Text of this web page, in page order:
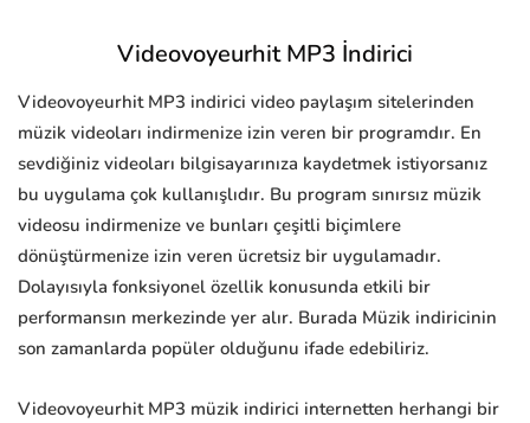
Videovoyeurhit MP3 İndirici
Videovoyeurhit MP3 indirici video paylaşım sitelerinden
müzik videoları indirmenize izin veren bir programdır. En
sevdiğiniz videoları bilgisayarınıza kaydetmek istiyorsanız
bu uygulama çok kullanışlıdır. Bu program sınırsız müzik
videosu indirmenize ve bunları çeşitli biçimlere
dönüştürmenize izin veren ücretsiz bir uygulamadır.
Dolayısıyla fonksiyonel özellik konusunda etkili bir
performansın merkezinde yer alır. Burada Müzik indiricinin
son zamanlarda popüler olduğunu ifade edebiliriz.
Videovoyeurhit MP3 müzik indirici internetten herhangi bir